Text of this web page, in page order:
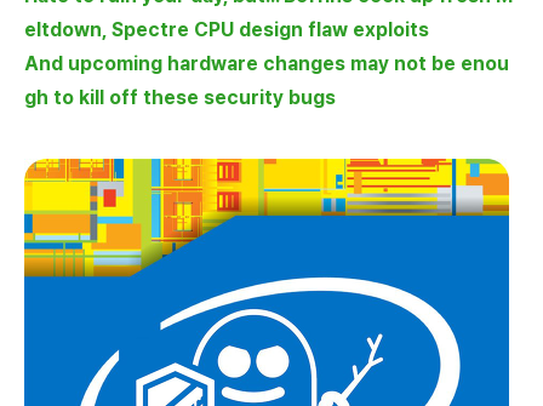
eltdown, Spectre CPU design flaw exploits
And upcoming hardware changes may not be enou
gh to kill off these security bugs